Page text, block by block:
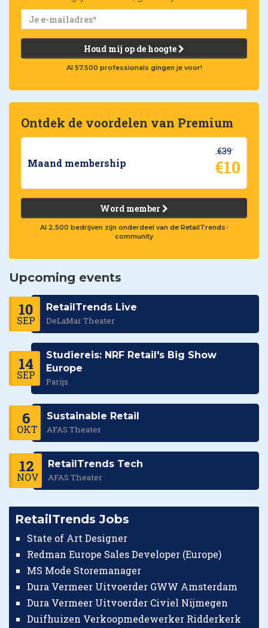
Houd mij op de hoogte
Al 57.500 professionals gingen je voor!
Ontdek de voordelen van Premium
Maand membership
€39
€10
Word member
Al 2.500 bedrijven zijn onderdeel van de RetailTrends-
community
Upcoming events
10
SEP
RetailTrends Live
DeLaMar Theater
14
SEP
Studiereis: NRF Retail's Big Show
Europe
Parijs
6
OKT
Sustainable Retail
AFAS Theater
12
NOV
RetailTrends Tech
AFAS Theater
RetailTrends Jobs
State of Art Designer
Redman Europe Sales Developer (Europe)
MS Mode Storemanager
Dura Vermeer Uitvoerder GWW Amsterdam
Dura Vermeer Uitvoerder Civiel Nijmegen
Duifhuizen Verkoopmedewerker Ridderkerk